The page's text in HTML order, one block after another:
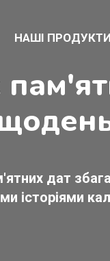
НАШІ ПРОДУКТИ
дат
історіями